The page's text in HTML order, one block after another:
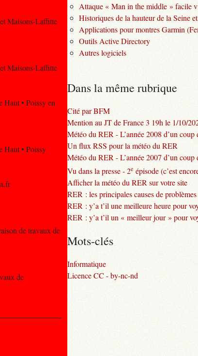
Maisons-Laffitte
Maisons-Laffitte
Haut • Poissy en
Haut • Poissy
de travaux de
de
Attaque « Man in the middle » facile
Historiques de la hauteur de la Seine
Applications pour montres Garmin
Outils Active Directory
Autres logiciels
Dans la même rubrique
Cité par BFM
Mention au JT de France 3 19h le 1/10/
Météo du RER - L’année 2008 d’un coup
Un flux RSS pour la météo du RER
Météo du RER - L’année 2007 d’un coup
Vu dans la presse - 2e épisode (c’est
Afficher la météo du RER sur votre site
RER : les principales causes de problèmes
RER : y’a t’il une meilleure heure pour
RER : y’a t’il un « meilleur jour » pour
Mots-clés
Informatique
Licence CC - by-nc-nd